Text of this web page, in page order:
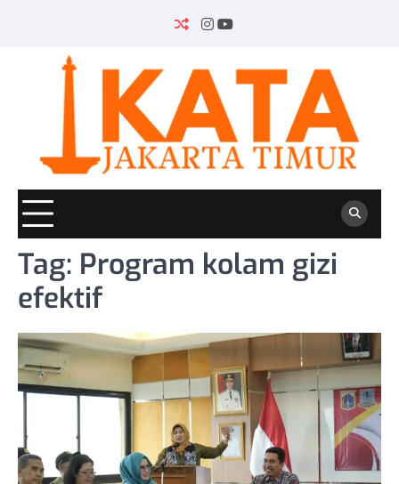
INSTAGRAM
YOUTUBE
Tag: Program kolam gizi
efektif